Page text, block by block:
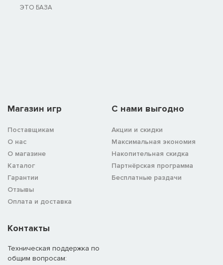
ЭТО БАЗА
Магазин игр
Поставщикам
О нас
О магазине
Каталог
Гарантии
Отзывы
Оплата и доставка
C нами выгодно
Акции и скидки
Максимальная экономия
Накопительная скидка
Партнёрская программа
Бесплатные раздачи
Контакты
Техническая поддержка по
общим вопросам: